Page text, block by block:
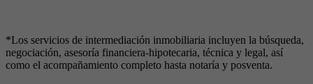
*Los servicios de intermediación inmobiliaria incluyen la búsqueda,
negociación, asesoría financiera-hipotecaria, técnica y legal, así
como el acompañamiento completo hasta notaría y posventa.